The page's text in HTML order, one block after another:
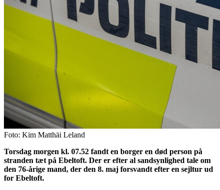
Foto: Kim Matthäi Leland
Torsdag morgen kl. 07.52 fandt en borger en død person på
stranden tæt på Ebeltoft. Der er efter al sandsynlighed tale om
den 76-årige mand, der den 8. maj forsvandt efter en sejltur ud
for Ebeltoft.